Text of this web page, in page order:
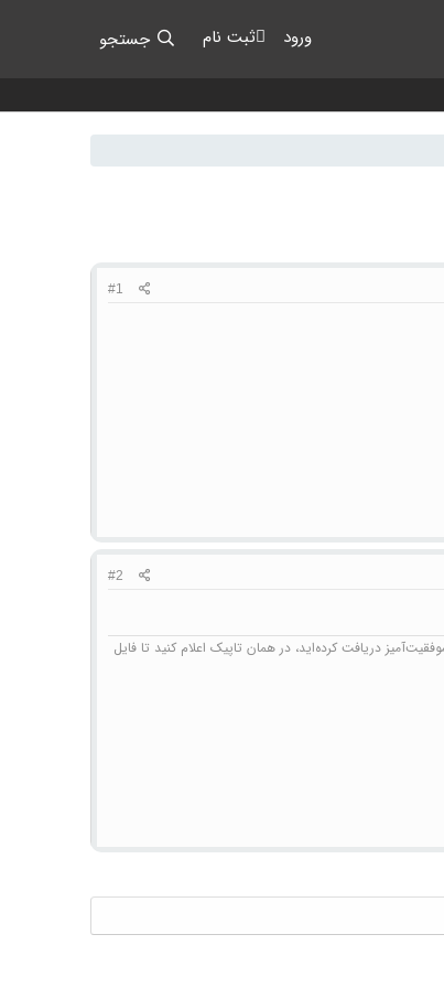
ورود ثبت نام جستجو
#1
#2
دریافت کرده‌اید، در همان تاپیک اعلام کنید تا فایل